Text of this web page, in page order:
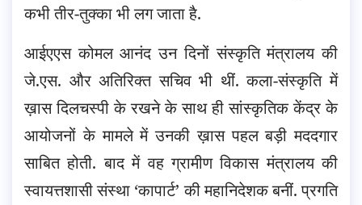
कभी तीर-तुक्का भी लग जाता है.
आईएएस कोमल आनंद उन दिनों संस्कृति मंत्रालय की
जे.एस. और अतिरिक्त सचिव भी थीं. कला-संस्कृति में
ख़ास दिलचस्पी के रखने के साथ ही सांस्कृतिक केंद्र के
आयोजनों के मामले में उनकी ख़ास पहल बड़ी मददगार
साबित होती. बाद में वह ग्रामीण विकास मंत्रालय की
स्वायत्तशासी संस्था ‘कापार्ट’ की महानिदेशक बनीं. प्रगति